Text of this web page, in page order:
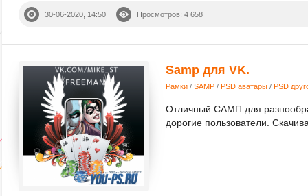
30-06-2020, 14:50 Просмотров: 4 658
Samp для VK.
Рамки / SAMP / PSD аватары / PSD
Отличный САМП для
дорогие пользователи.